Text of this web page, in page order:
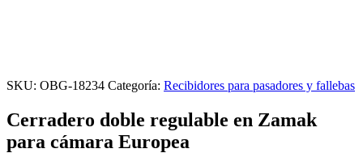
SKU: OBG-18234 Categoría: Recibidores para pasadores y fallebas
Cerradero doble regulable en Zamak
para cámara Europea